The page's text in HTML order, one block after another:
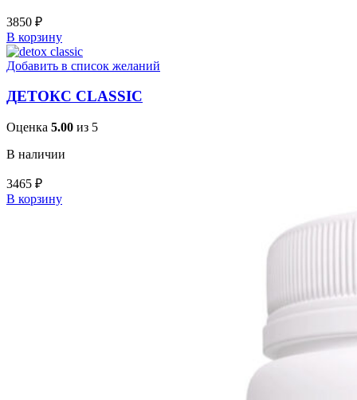
3850 ₽
В корзину
Добавить в список желаний
ДЕТОКС CLASSIC
Оценка 5.00 из 5
В наличии
3465 ₽
В корзину